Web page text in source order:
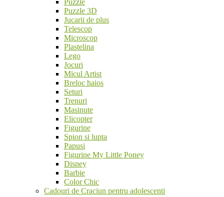
Puzzle 3D
Jucarii de plus
Telescop
Microscop
Plastelina
Lego
Jocuri
Micul Artist
Breloc haios
Seturi
Trenuri
Masinute
Elicopter
Figurine
Spion si lupta
Papusi
Figurine My Little Poney
Disney
Barbie
Color Chic
Cadouri de Craciun pentru adolescenti